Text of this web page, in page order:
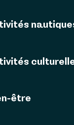
être